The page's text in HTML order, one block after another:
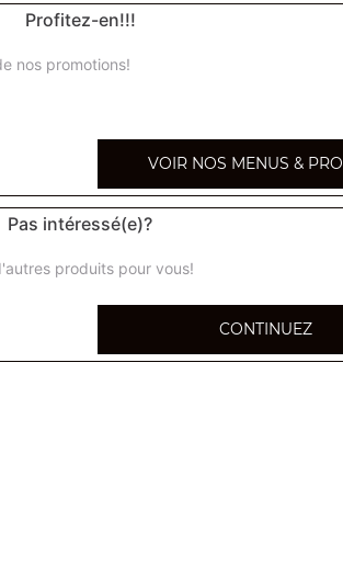
5 pcs
de brick, fait maison
5 pcs
Profitez-en!!!
nos promotions!
VOIR NOS MENUS &
Pas intéressé(e)?
produits pour vous!
CONTINUEZ